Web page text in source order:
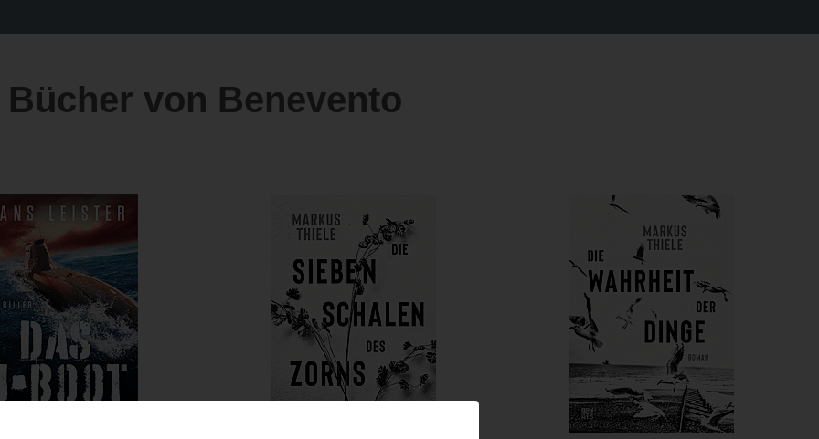
Bücher von Benevento